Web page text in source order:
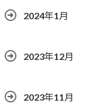
2024年1月
2023年12月
2023年11月